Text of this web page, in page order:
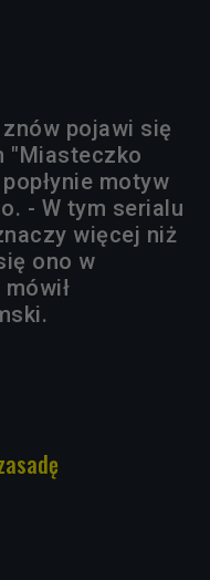
pojawi się
"Miasteczko
motyw
- W tym serialu
więcej niż
ono w